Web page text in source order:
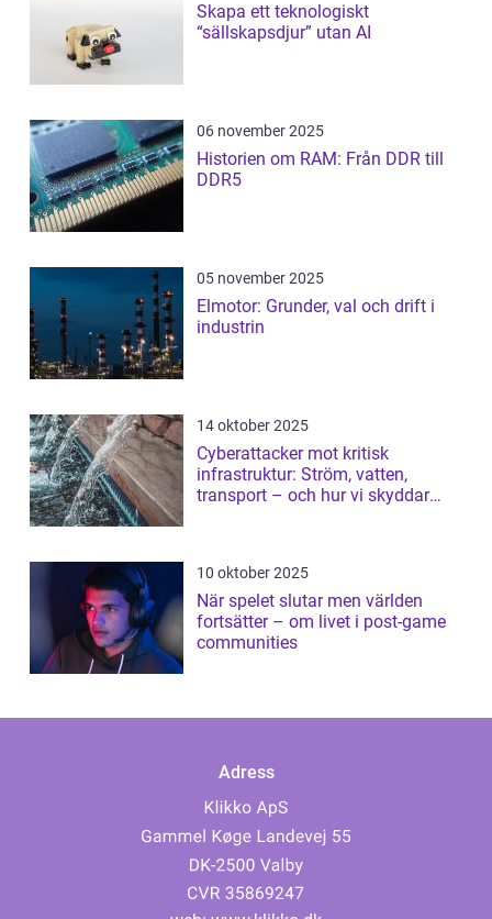
Skapa ett teknologiskt
“sällskapsdjur” utan AI
06 november 2025
Historien om RAM: Från DDR till
DDR5
05 november 2025
Elmotor: Grunder, val och drift i
industrin
14 oktober 2025
Cyberattacker mot kritisk
infrastruktur: Ström, vatten,
transport – och hur vi skyddar
10 oktober 2025
När spelet slutar men världen
fortsätter – om livet i post-game
communities
Adress